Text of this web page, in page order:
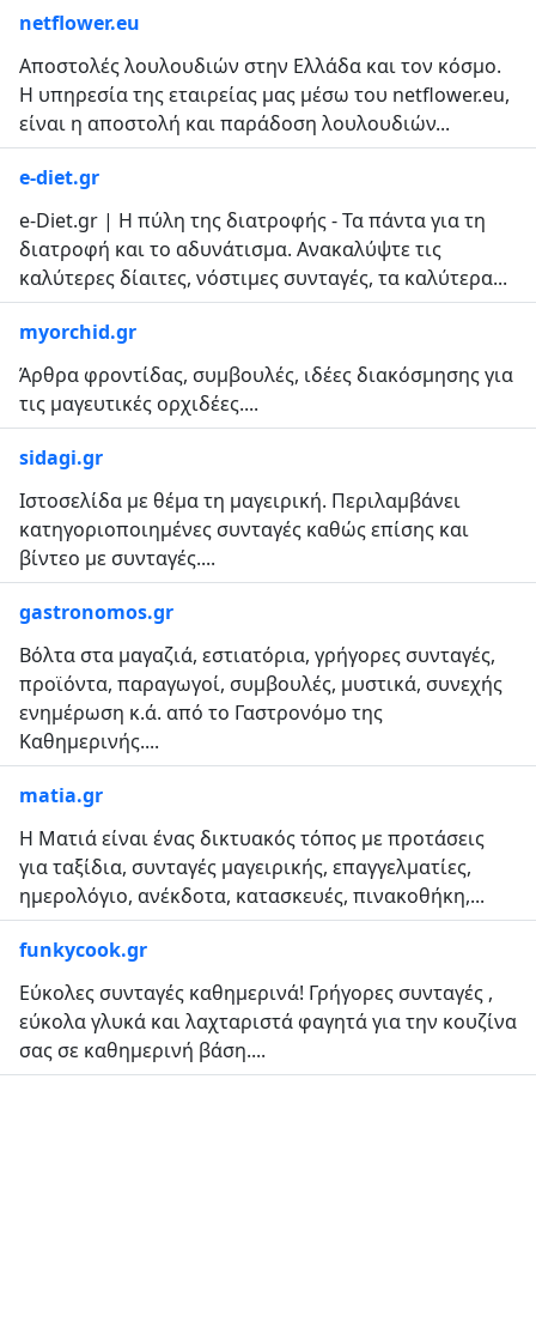
netflower.eu
Αποστολές λουλουδιών στην Ελλάδα και τον κόσμο.
Η υπηρεσία της εταιρείας μας μέσω του netflower.eu,
είναι η αποστολή και παράδοση λουλουδιών...
e-diet.gr
e-Diet.gr | Η πύλη της διατροφής - Τα πάντα για τη
διατροφή και το αδυνάτισμα. Ανακαλύψτε τις
καλύτερες δίαιτες, νόστιμες συνταγές, τα καλύτερα...
myorchid.gr
Άρθρα φροντίδας, συμβουλές, ιδέες διακόσμησης για
τις μαγευτικές ορχιδέες....
sidagi.gr
Ιστοσελίδα με θέμα τη μαγειρική. Περιλαμβάνει
κατηγοριοποιημένες συνταγές καθώς επίσης και
βίντεο με συνταγές....
gastronomos.gr
Βόλτα στα μαγαζιά, εστιατόρια, γρήγορες συνταγές,
προϊόντα, παραγωγοί, συμβουλές, μυστικά, συνεχής
ενημέρωση κ.ά. από το Γαστρονόμο της
Καθημερινής....
matia.gr
Η Ματιά είναι ένας δικτυακός τόπος με προτάσεις
για ταξίδια, συνταγές μαγειρικής, επαγγελματίες,
ημερολόγιο, ανέκδοτα, κατασκευές, πινακοθήκη,...
funkycook.gr
Εύκολες συνταγές καθημερινά! Γρήγορες συνταγές ,
εύκολα γλυκά και λαχταριστά φαγητά για την κουζίνα
σας σε καθημερινή βάση....